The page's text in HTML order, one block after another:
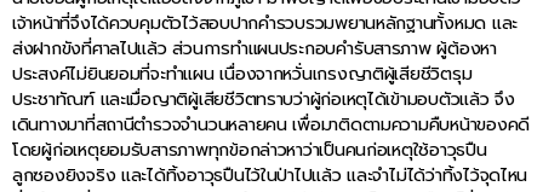
เจ้าหน้าที่จึงได้ควบคุมตัวไว้สอบปากคำรวบรวมพยานหลักฐานทั้งหมด และ
ส่งฝากขังที่ศาลไปแล้ว ส่วนการทำแผนประกอบคำรับสารภาพ ผู้ต้องหา
ประสงค์ไม่ยินยอมที่จะทำแผน เนื่องจากหวั่นเกรงญาติผู้เสียชีวิตรุม
ประชาทัณฑ์ และเมื่อญาติผู้เสียชีวิตทราบว่าผู้ก่อเหตุได้เข้ามอบตัวแล้ว จึง
เดินทางมาที่สถานีตำรวจจำนวนหลายคน เพื่อมาติดตามความคืบหน้าของคดี
โดยผู้ก่อเหตุยอมรับสารภาพทุกข้อกล่าวหาว่าเป็นคนก่อเหตุใช้อาวุธปืน
ลูกซองยิงจริง และได้ทิ้งอาวุธปืนไว้ในป่าไปแล้ว และจำไม่ได้ว่าทิ้งไว้จุดไหน